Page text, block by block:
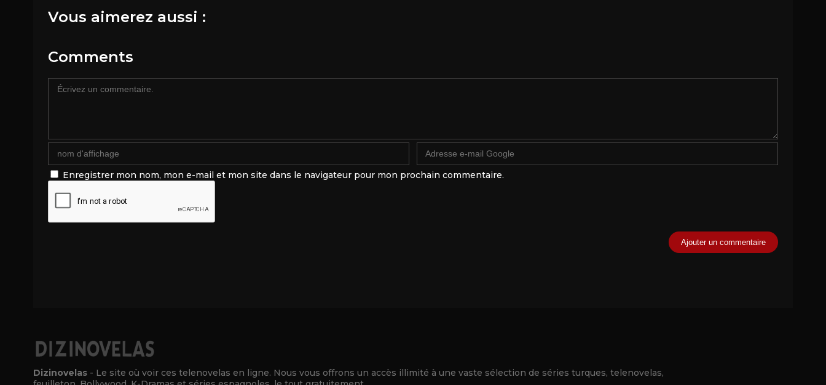
Vous aimerez aussi :
Comments
Enregistrer mon nom, mon e-mail et mon site dans le navigateur pour mon prochain commentaire.
Dizinovelas - Le site où voir ces telenovelas en ligne. Nous vous offrons un accès illimité à une vaste sélection de séries turques, telenovelas,